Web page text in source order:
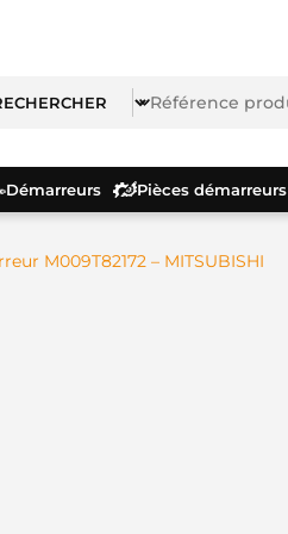
Démarreurs Pièces démarreurs
M009T82172 – MITSUBISHI